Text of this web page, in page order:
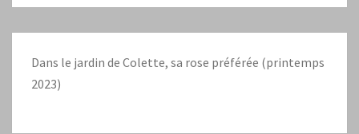
Dans le jardin de Colette, sa rose préférée (printemps
2023)